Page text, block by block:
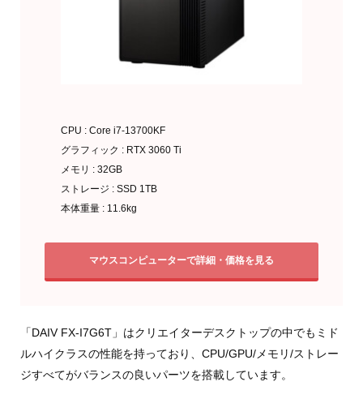
CPU : Core i7-13700KF
グラフィック : RTX 3060 Ti
メモリ : 32GB
ストレージ : SSD 1TB
本体重量 : 11.6kg
マウスコンピューターで詳細・価格を見る
「DAIV FX-I7G6T」はクリエイターデスクトップの中でもミド
ルハイクラスの性能を持っており、CPU/GPU/メモリ/ストレー
ジすべてがバランスの良いパーツを搭載しています。